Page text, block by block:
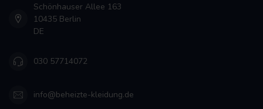
Schönhauser Allee 163
10435 Berlin
DE
030 57714072
info@beheizte-kleidung.de